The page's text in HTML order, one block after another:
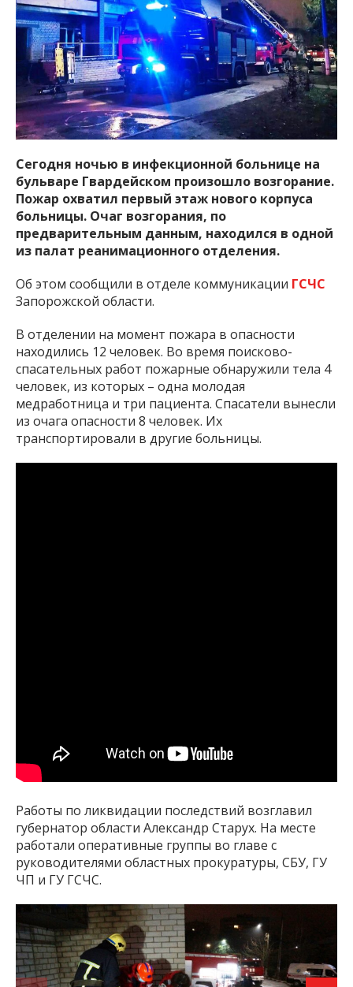
важную информацию о событиях
города Запорожья и области.
Сегодня ночью в инфекционной больнице на
бульваре Гвардейском произошло возгорание.
Пожар охватил первый этаж нового корпуса
больницы. Очаг возгорания, по
предварительным данным, находился в одной
из палат реанимационного отделения.
Об этом сообщили в отделе коммуникации ГСЧС
Запорожской области.
В отделении на момент пожара в опасности
находились 12 человек. Во время поисково-
спасательных работ пожарные обнаружили тела 4
человек, из которых – одна молодая
медработница и три пациента. Спасатели вынесли
из очага опасности 8 человек. Их
транспортировали в другие больницы.
Работы по ликвидации последствий возглавил
губернатор области Александр Старух. На месте
работали оперативные группы во главе с
руководителями областных прокуратуры, СБУ, ГУ
ЧП и ГУ ГСЧС.